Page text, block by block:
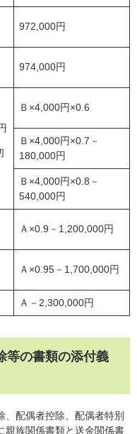
972,000円
974,000円
Ｂ×4,000円×0.6
Ｂ×4,000円×0.7－
180,000円
Ｂ×4,000円×0.8－
540,000円
Ａ×0.9－1,200,000円
Ａ×0.95－1,700,000円
Ａ－2,300,000円
等の書類の添付義
、配偶者控除、配偶者特別
親族関係書類と送金関係書